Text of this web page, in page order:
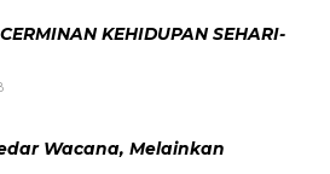
KEHIDUPAN SEHARI-
Wacana, Melainkan